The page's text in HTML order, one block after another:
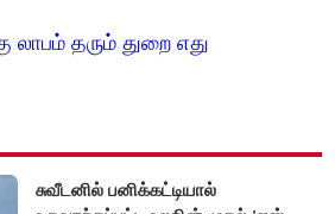
லாபம் தரும் துறை எது
சுவீடனில் பனிக்கட்டியால்